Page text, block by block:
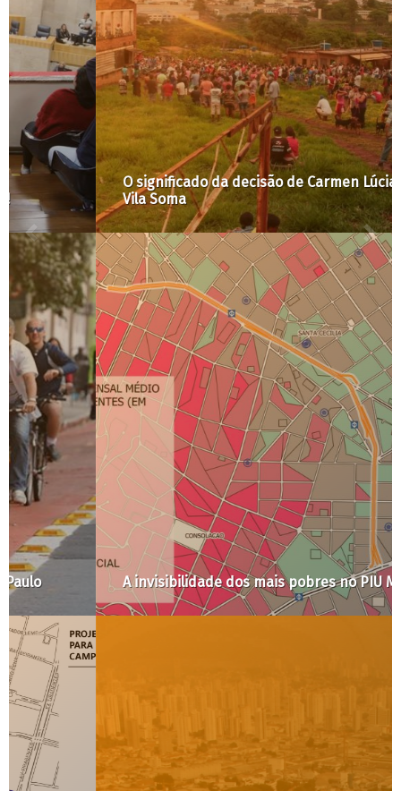
O significado da decisão de Carmen Lúcia sobre a
Vila Soma
A invisibilidade dos mais pobres no PIU Minhocão